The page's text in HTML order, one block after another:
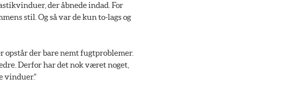
der åbnede indad. For
stil. Og så var de kun to-lags og
opstår der bare nemt fugtproblemer.
Derfor har det nok været noget,
vinduer.”